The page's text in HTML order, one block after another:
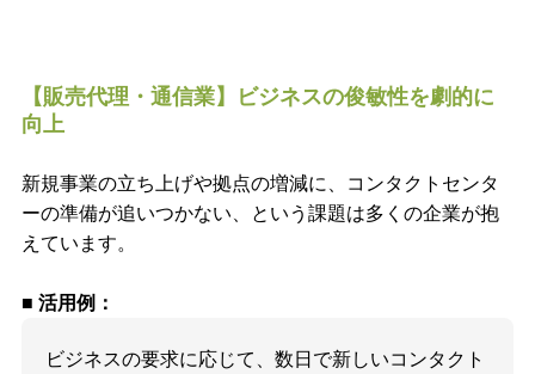
【販売代理・通信業】ビジネスの俊敏性を劇的に
向上
新規事業の立ち上げや拠点の増減に、コンタクトセンタ
ーの準備が追いつかない、という課題は多くの企業が抱
えています。
■ 活用例：
ビジネスの要求に応じて、数日で新しいコンタクト